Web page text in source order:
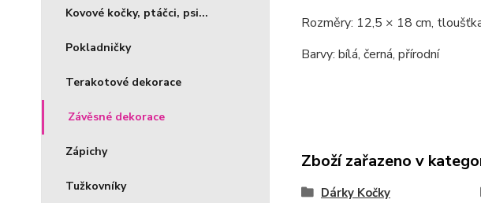
Kovové kočky, ptáčci, psi...
Pokladničky
Terakotové dekorace
Závěsné dekorace
Zápichy
Tužkovníky
Rozměry: 12,5 × 18 cm,
Barvy: bílá, černá, přírodní
Zboží zařazeno v
Dárky Kočky